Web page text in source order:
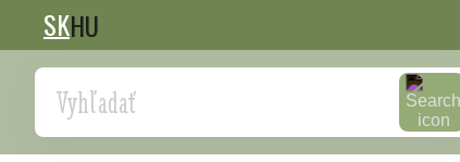
SKHU
Search